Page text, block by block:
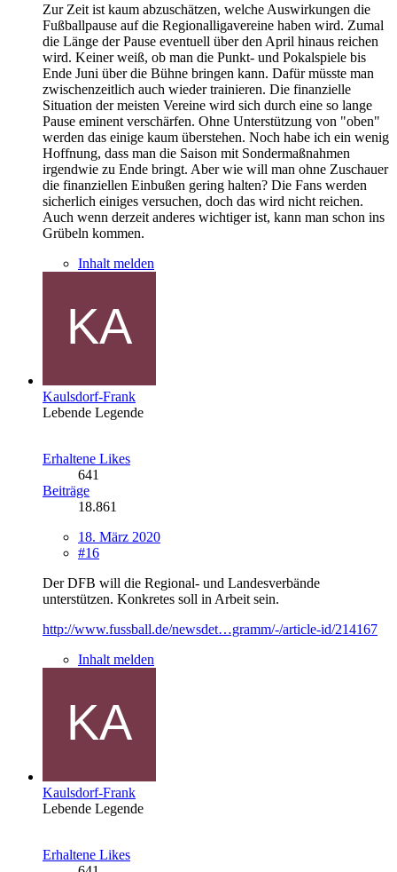
Zur Zeit ist kaum abzuschätzen, welche Auswirkungen die
Fußballpause auf die Regionalligavereine haben wird. Zumal
die Länge der Pause eventuell über den April hinaus reichen
wird. Keiner weiß, ob man die Punkt- und Pokalspiele bis
Ende Juni über die Bühne bringen kann. Dafür müsste man
zwischenzeitlich auch wieder trainieren. Die finanzielle
Situation der meisten Vereine wird sich durch eine so lange
Pause eminent verschärfen. Ohne Unterstützung von "oben"
werden das einige kaum überstehen. Noch habe ich ein wenig
Hoffnung, dass man die Saison mit Sondermaßnahmen
irgendwie zu Ende bringt. Aber wie will man ohne Zuschauer
die finanziellen Einbußen gering halten? Die Fans werden
sicherlich einiges versuchen, doch das wird nicht reichen.
Auch wenn derzeit anderes wichtiger ist, kann man schon ins
Grübeln kommen.
Inhalt melden
Kaulsdorf-Frank
Lebende Legende
Erhaltene Likes
641
Beiträge
18.861
18. März 2020
#16
Der DFB will die Regional- und Landesverbände
unterstützen. Konkretes soll in Arbeit sein.
http://www.fussball.de/newsdet…gramm/-/article-id/214167
Inhalt melden
Kaulsdorf-Frank
Lebende Legende
Erhaltene Likes